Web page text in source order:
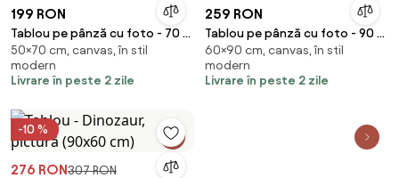
199 RON
Tablou pe pânză cu foto - 70 x
50 cm (70x50 cm)
50×70 cm, canvas, în stil
modern
Livrare în peste 2 zile
259 RON
Tablou pe pânză cu foto - 90 x
60 cm (90x60 cm)
60×90 cm, canvas, în stil
modern
Livrare în peste 2 zile
-10 %
276 RON307 RON